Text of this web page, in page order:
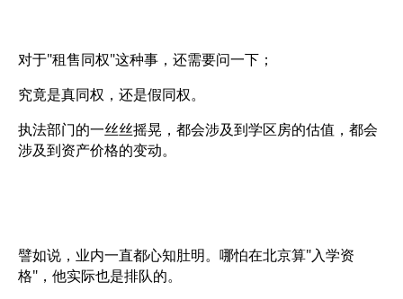
对于"租售同权"这种事，还需要问一下；
究竟是真同权，还是假同权。
执法部门的一丝丝摇晃，都会涉及到学区房的估值，都会
涉及到资产价格的变动。
譬如说，业内一直都心知肚明。哪怕在北京算"入学资
格"，他实际也是排队的。